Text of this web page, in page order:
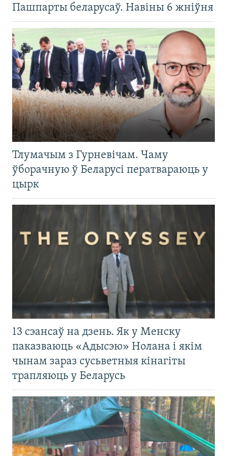
Пашпарты беларусаў. Навіны 6 жніўня
Тлумачым з Гурневічам. Чаму
ўборачную ў Беларусі ператвараюць у
цырк
13 сэансаў на дзень. Як у Менску
паказваюць «Адысэю» Нолана і якім
чынам зараз сусьветныя кінагіты
трапляюць у Беларусь